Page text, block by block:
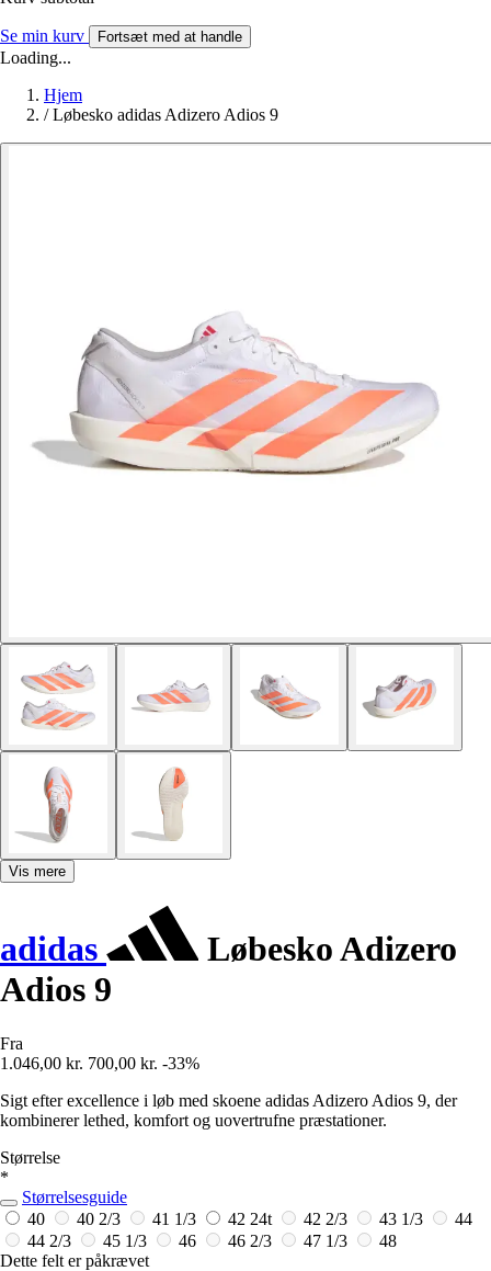
Se min kurv Fortsæt med at handle
Loading...
Hjem
/ Løbesko adidas Adizero Adios 9
Vis mere
adidas
Løbesko Adizero
Adios 9
Fra
1.046,00 kr. 700,00 kr. -33%
Sigt efter excellence i løb med skoene adidas Adizero Adios 9, der
kombinerer lethed, komfort og uovertrufne præstationer.
Størrelse
*
Størrelsesguide
40
40 2/3 41 1/3 42 24t 42 2/3 43 1/3
44
44 2/3
45 1/3 46 46 2/3 47 1/3
48
Dette felt er påkrævet